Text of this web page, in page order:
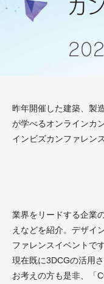
昨年開催した建築、製
が学べるオンラインカ
インビズカンファレン
業界をリードする企業
えなどを紹介。デザイ
ファレンスイベントです
現在既に3DCGの活用
お考えの方も是非、「